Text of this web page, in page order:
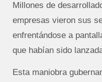
Millones de
empresas vieron sus
enfrentándose a
que habían sido
Esta maniobra